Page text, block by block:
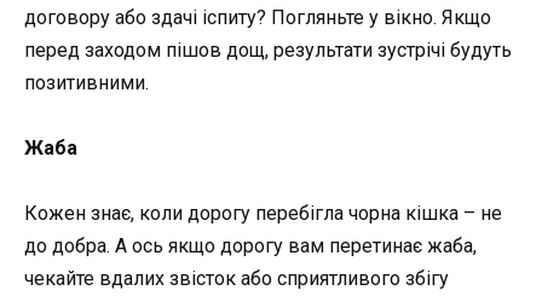
договору або здачі іспиту? Погляньте у вікно. Якщо
перед заходом пішов дощ, результати зустрічі будуть
позитивними.
Жаба
Кожен знає, коли дорогу перебігла чорна кішка – не
до добра. А ось якщо дорогу вам перетинає жаба,
чекайте вдалих звісток або сприятливого збігу